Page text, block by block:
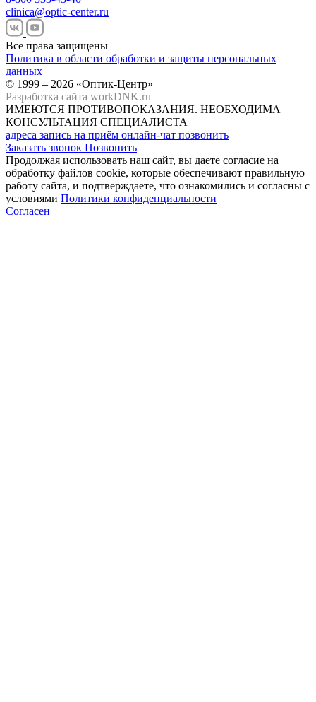
clinica@optic-center.ru
Все права защищены
Политика в области обработки и защиты персональных
данных
© 1999 – 2026 «Оптик-Центр»
Разработка сайта workDNK.ru
ИМЕЮТСЯ ПРОТИВОПОКАЗАНИЯ. НЕОБХОДИМА
КОНСУЛЬТАЦИЯ СПЕЦИАЛИСТА
адреса запись на приём онлайн-чат позвонить
Заказать звонок Позвонить
Продолжая использовать наш сайт, вы даете согласие на
обработку файлов cookie, которые обеспечивают правильную
работу сайта, и подтверждаете, что ознакомились и согласны с
условиями Политики конфиденциальности
Согласен